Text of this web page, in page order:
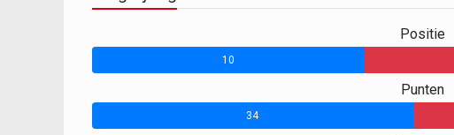
Positie
10
Punten
34